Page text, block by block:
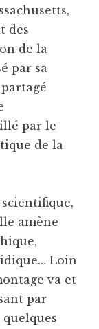
des
de la
par sa
par le
de la
amène
Loin
va et
par